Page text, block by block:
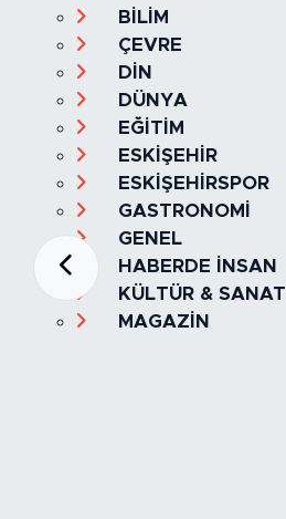
BİLİM
ÇEVRE
DİN
DÜNYA
EĞİTİM
ESKİŞEHİR
ESKİŞEHİRSPOR
GASTRONOMİ
GENEL
HABERDE İNSAN
KÜLTÜR & SANAT
MAGAZİN